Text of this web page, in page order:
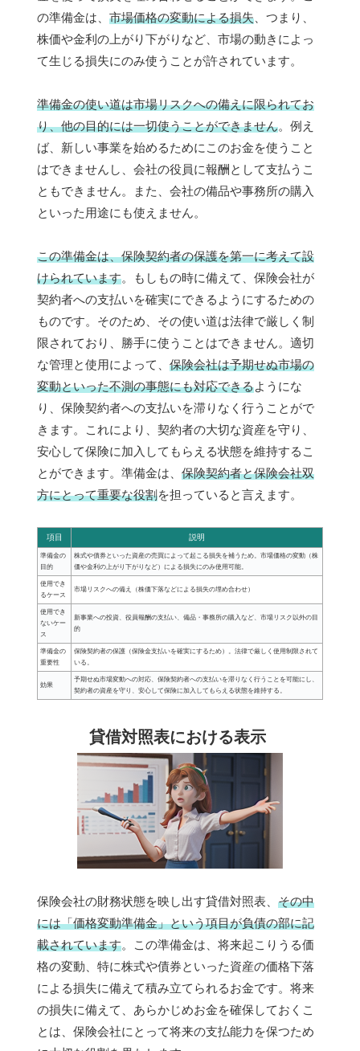
の準備金は、 市場価格の変動による損失 、つまり、
株価や金利の上がり下がりなど、市場の動きによっ
て生じる損失にのみ使うことが許されています。
準備金の使い道は市場リスクへの備えに限られてお
り、他の目的には一切使うことができません。例え
ば、新しい事業を始めるためにこのお金を使うこと
はできませんし、会社の役員に報酬として支払うこ
ともできません。また、会社の備品や事務所の購入
といった用途にも使えません。
この準備金は、保険契約者の保護を第一に考えて設
けられています。もしもの時に備えて、保険会社が
契約者への支払いを確実にできるようにするための
ものです。そのため、その使い道は法律で厳しく制
限されており、勝手に使うことはできません。適切
な管理と使用によって、 保険会社は予期せぬ市場の
変動といった不測の事態にも対応できるようにな
り、保険契約者への支払いを滞りなく行うことがで
きます。これにより、契約者の大切な資産を守り、
安心して保険に加入してもらえる状態を維持するこ
とができます。準備金は、 保険契約者と保険会社双
方にとって重要な役割を担っていると言えます。
項目 説明
準備金の
目的
株式や債券といった資産の売買によって起こる損失を補うため。市場価格の変動（株
価や金利の上がり下がりなど）による損失にのみ使用可能。
使用でき
るケース
市場リスクへの備え（株価下落などによる損失の埋め合わせ）
使用でき
ないケー
ス
新事業への投資、役員報酬の支払い、備品・事務所の購入など、市場リスク以外の目
的
準備金の
重要性
保険契約者の保護（保険金支払いを確実にするため）。法律で厳しく使用制限されて
いる。
効果
予期せぬ市場変動への対応、保険契約者への支払いを滞りなく行うことを可能にし、
契約者の資産を守り、安心して保険に加入してもらえる状態を維持する。
貸借対照表における表示
保険会社の財務状態を映し出す貸借対照表、 その中
には「価格変動準備金」という項目が負債の部に記
載されています。この準備金は、将来起こりうる価
格の変動、特に株式や債券といった資産の価格下落
による損失に備えて積み立てられるお金です。将来
の損失に備えて、あらかじめお金を確保しておくこ
とは、保険会社にとって将来の支払能力を保つため